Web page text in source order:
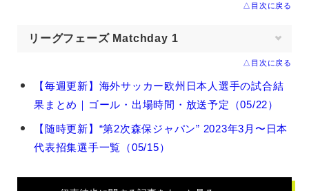
△目次に戻る
リーグフェーズ Matchday 1
△目次に戻る
伊
也
記
【毎週更新】海外サッカー欧州日本人選手の試合結
果まとめ｜ゴール・出場時間・放送予定（05/22）
【随時更新】“第2次森保ジャパン” 2023年3月〜日本
代表招集選手一覧（05/15）